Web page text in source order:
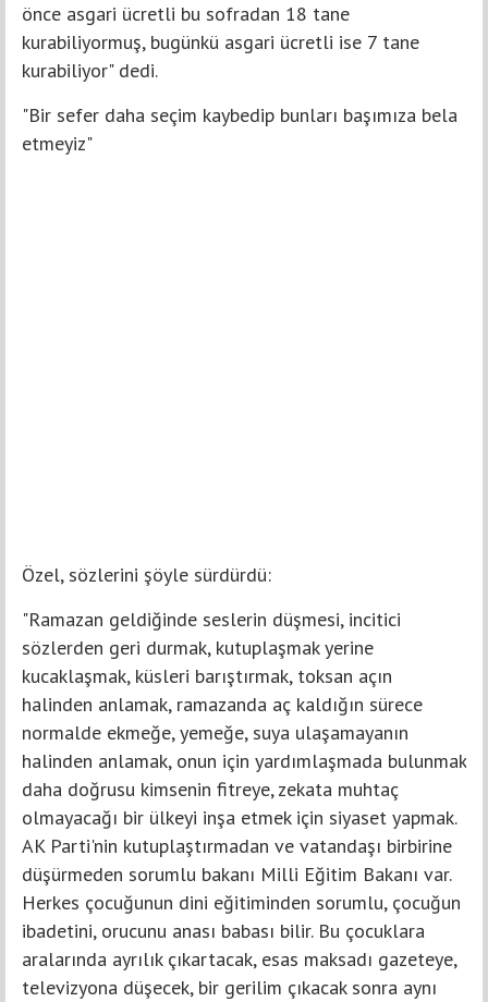
önce asgari ücretli bu sofradan 18 tane
kurabiliyormuş, bugünkü asgari ücretli ise 7 tane
kurabiliyor" dedi.
"Bir sefer daha seçim kaybedip bunları başımıza bela
etmeyiz"
Özel, sözlerini şöyle sürdürdü:
"Ramazan geldiğinde seslerin düşmesi, incitici
sözlerden geri durmak, kutuplaşmak yerine
kucaklaşmak, küsleri barıştırmak, toksan açın
halinden anlamak, ramazanda aç kaldığın sürece
normalde ekmeğe, yemeğe, suya ulaşamayanın
halinden anlamak, onun için yardımlaşmada bulunmak
daha doğrusu kimsenin fitreye, zekata muhtaç
olmayacağı bir ülkeyi inşa etmek için siyaset yapmak.
AK Parti'nin kutuplaştırmadan ve vatandaşı birbirine
düşürmeden sorumlu bakanı Milli Eğitim Bakanı var.
Herkes çocuğunun dini eğitiminden sorumlu, çocuğun
ibadetini, orucunu anası babası bilir. Bu çocuklara
aralarında ayrılık çıkartacak, esas maksadı gazeteye,
televizyona düşecek, bir gerilim çıkacak sonra aynı